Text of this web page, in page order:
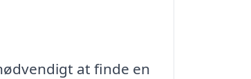
at finde en